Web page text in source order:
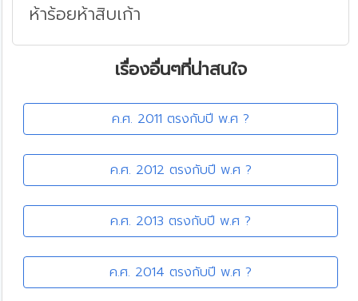
ห้าร้อยห้าสิบเก้า
เรื่องอื่นๆที่น่าสนใจ
ค.ศ. 2011 ตรงกับปี พ.ศ ?
ค.ศ. 2012 ตรงกับปี พ.ศ ?
ค.ศ. 2013 ตรงกับปี พ.ศ ?
ค.ศ. 2014 ตรงกับปี พ.ศ ?